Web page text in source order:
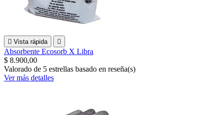
 Vista rápida 
Absorbente Ecosorb X Libra
$ 8.900,00
Valorado de 5 estrellas basado en reseña(s)
Ver más detalles